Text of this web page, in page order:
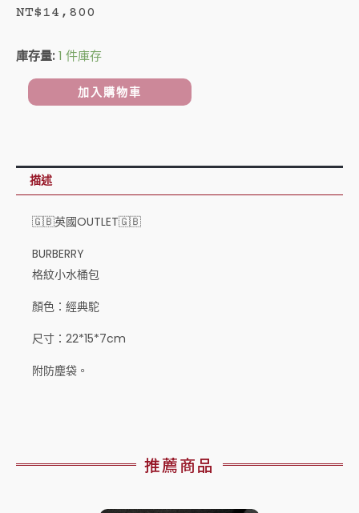
NT$14,800
庫存量: 1 件庫存
紋
經
典
加入購物車
描述
🇬🇧英國OUTLET🇬🇧
BURBERRY
格紋小水桶包
顏色：經典駝
尺寸：22*15*7cm
附防塵袋。
推薦商品